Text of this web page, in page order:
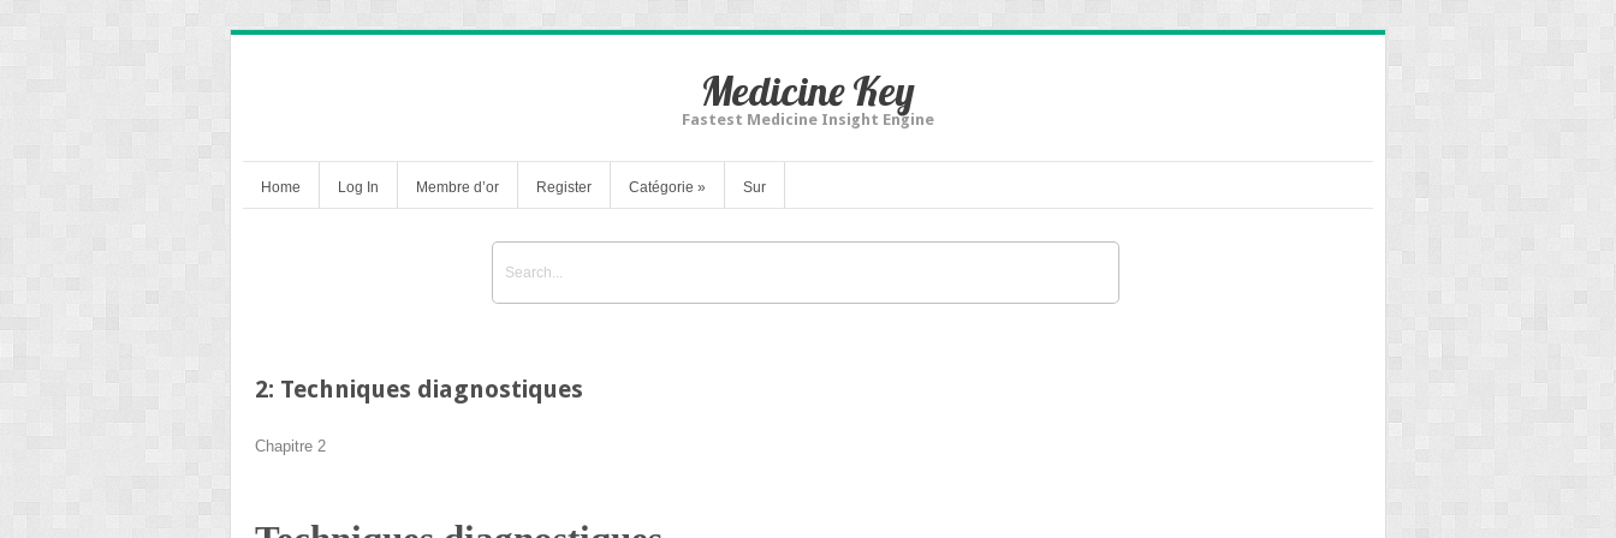
Medicine Key
Fastest Medicine Insight Engine
Home Log In Membre d’or Register Catégorie » Sur
2: Techniques diagnostiques
Chapitre 2